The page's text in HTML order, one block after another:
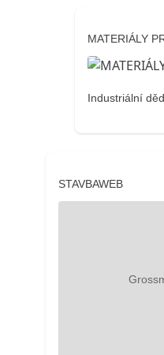
MATERIÁLY
Industriální
STAVBAWEB